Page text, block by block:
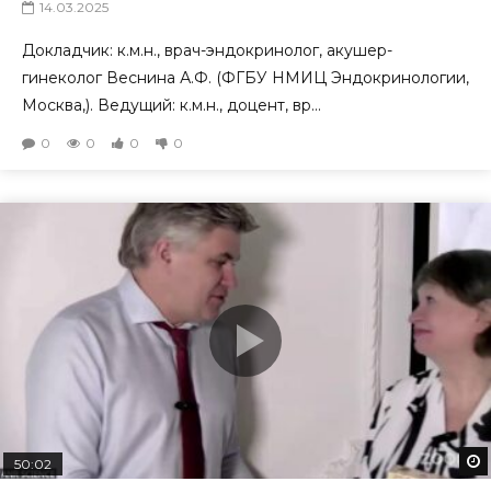
14.03.2025
Докладчик: к.м.н., врач-эндокринолог, акушер-
гинеколог Веснина А.Ф. (ФГБУ НМИЦ Эндокринологии,
Москва,). Ведущий: к.м.н., доцент, вр...
0 0 0 0
50:02